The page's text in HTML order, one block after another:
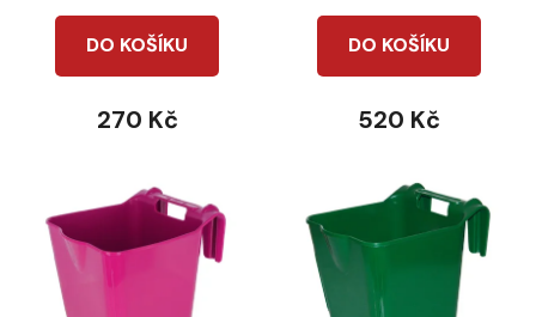
DO KOŠÍKU
270 Kč
DO KOŠÍKU
520 Kč